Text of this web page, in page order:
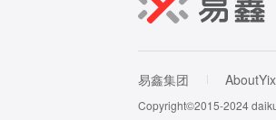
易鑫集团
Copyright©2015-2024